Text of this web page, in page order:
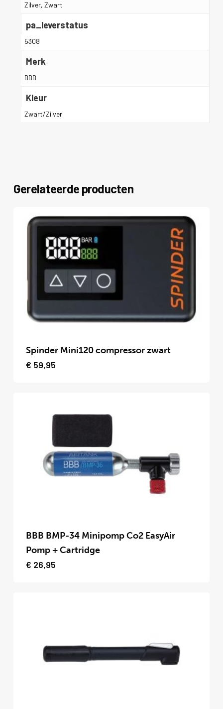
Zilver, Zwart
pa_leverstatus
5308
Merk
BBB
Kleur
Zwart/Zilver
Gerelateerde producten
Spinder Mini120 compressor zwart
€ 59,95
product
heeft
meerdere
BBB BMP-34 Minipomp Co2 EasyAir
Pomp + Cartridge
€ 26,95